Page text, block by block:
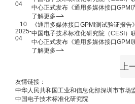
04
中心正式发布《通用多媒体接口GPMI
了解更多
10
2025-
04
《通用多媒体接口GPMI测试验证报告
中国电子技术标准化研究院（CESI）
中心正式发布《通用多媒体接口GPMI
了解更多
上
友情链接：
中华人民共和国工业和信息化部深圳市市场
中国电子技术标准化研究院